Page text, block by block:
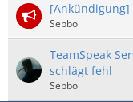
[Ankündigung]
Sebbo
TeamSpeak
schlägt fehl
Sebbo